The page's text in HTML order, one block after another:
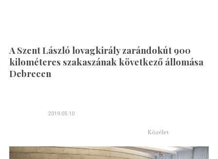
A Szent László lovagkirály zarándokút 900
kilométeres szakaszának következő állomása
Debrecen
2019.05.10
Közélet